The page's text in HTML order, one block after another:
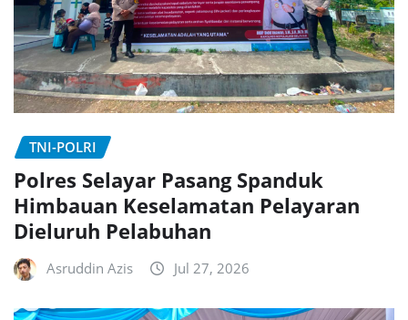
TNI-POLRI
Polres Selayar Pasang Spanduk
Himbauan Keselamatan Pelayaran
Dieluruh Pelabuhan
Asruddin Azis Jul 27, 2026